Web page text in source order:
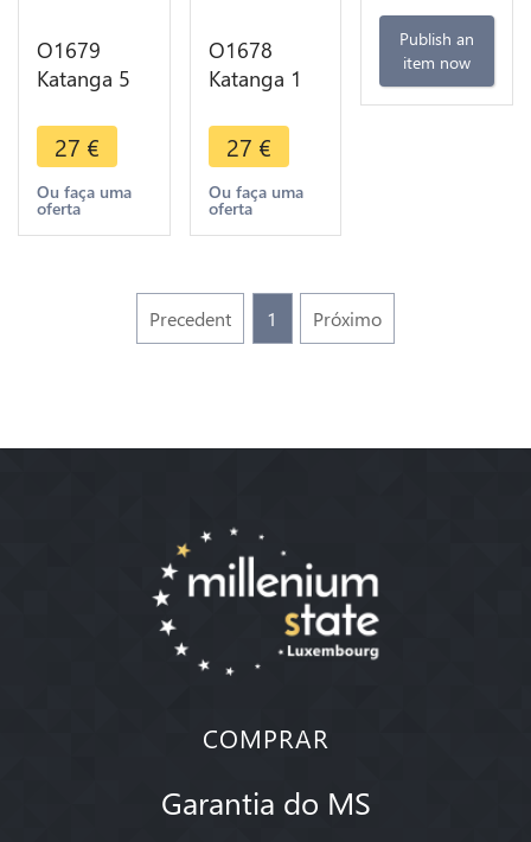
O1679
Katanga 5
FDC
27 €
Ou faça uma
oferta
O1678
Katanga 1
FDC
27 €
Ou faça uma
oferta
Publish an
item now
Precedent 1 Próximo
COMPRAR
Garantia do MS